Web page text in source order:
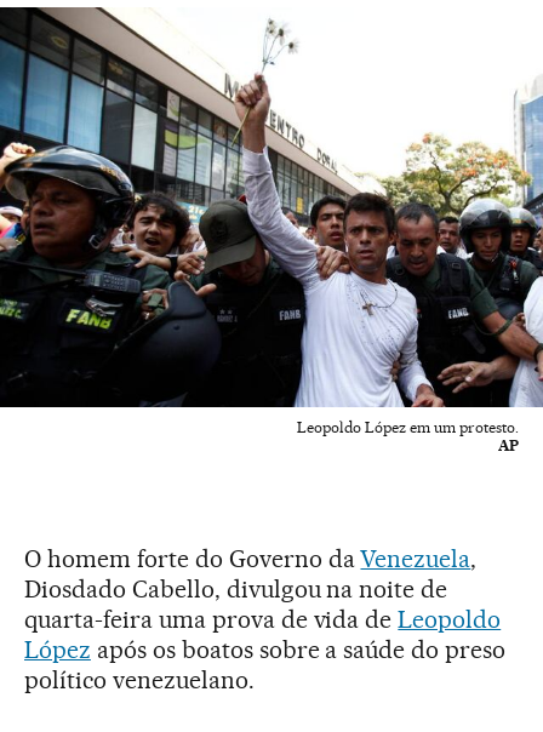
Leopoldo López em um protesto.
AP
O homem forte do Governo daVenezuela,
Diosdado Cabello, divulgou na noite de
quarta-feira uma prova de vida deLeopoldo
López após os boatos sobre a saúde do preso
político venezuelano.